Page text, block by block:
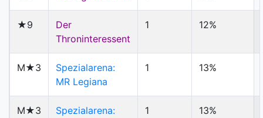
★9
Der
Throninteressent
1 12%
M★3
Spezialarena:
MR Legiana
1 13%
M★3
Spezialarena:
1 13%